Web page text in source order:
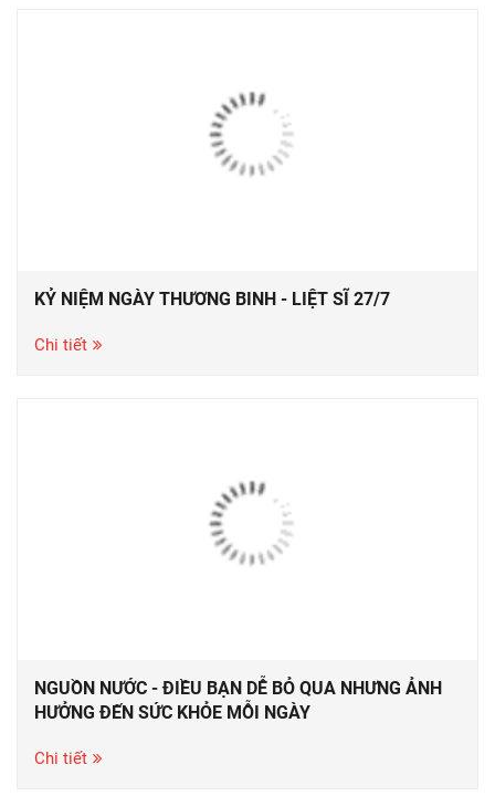
KỶ NIỆM NGÀY THƯƠNG BINH - LIỆT SĨ 27/7
Chi tiết
NGUỒN NƯỚC - ĐIỀU BẠN DỄ BỎ QUA NHƯNG ẢNH
HƯỞNG ĐẾN SỨC KHỎE MỖI NGÀY
Chi tiết